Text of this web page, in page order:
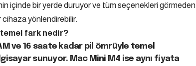
içinde bir yerde duruyor ve tüm seçenekleri görmeden
cihaza yönlendirebilir.
temel fark nedir?
ve 16 saate kadar pil ömrüyle temel
sunuyor. Mac Mini M4 ise aynı fiyata